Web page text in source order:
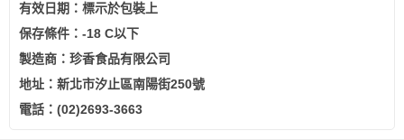
有效日期：標示於包裝上
保存條件：-18 C以下
製造商：珍香食品有限公司
地址：新北市汐止區南陽街250號
電話：(02)2693-3663